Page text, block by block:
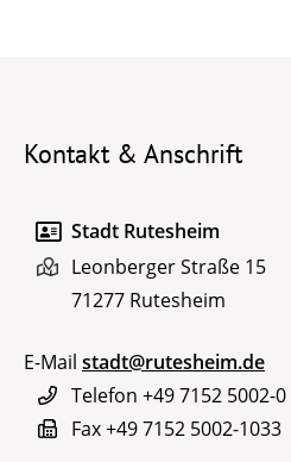
Kontakt & Anschrift
Stadt Rutesheim
Leonberger Straße 15
71277 Rutesheim
E-Mail stadt@rutesheim.de
Telefon +49 7152 5002-0
Fax+49 7152 5002-1033